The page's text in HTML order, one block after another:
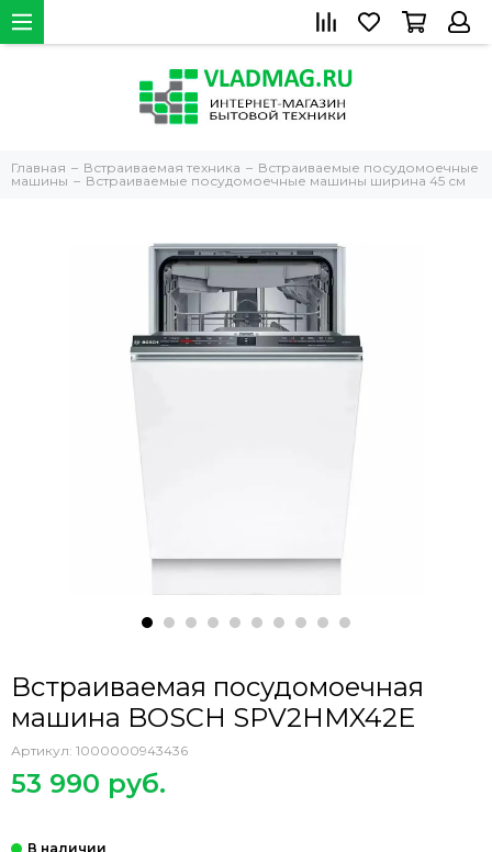
Главная Встраиваемая техника
Встраиваемые посудомоечные
машины
Встраиваемые посудомоечные машины ширина 45 см
Встраиваемая посудомоечная
машина BOSCH SPV2HMX42E
Артикул: 1000000943436
53 990 руб.